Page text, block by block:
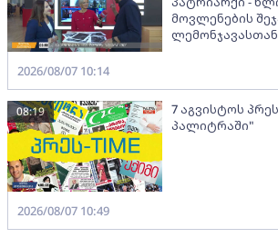
მოვლენების
2026/08/07 10:14
7 აგვისტოს
პალიტრაში"
08:19
2026/08/07 10:49